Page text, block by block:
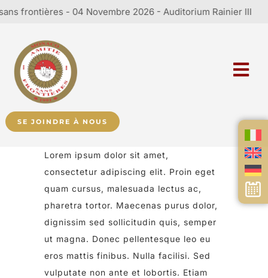
frontières - 04 Novembre 2026 - Auditorium Rainier III
SE JOINDRE À NOUS
Lorem ipsum dolor sit amet,
consectetur adipiscing elit. Proin eget
quam cursus, malesuada lectus ac,
pharetra tortor. Maecenas purus dolor,
dignissim sed sollicitudin quis, semper
ut magna. Donec pellentesque leo eu
eros mattis finibus. Nulla facilisi. Sed
vulputate non ante et lobortis. Etiam